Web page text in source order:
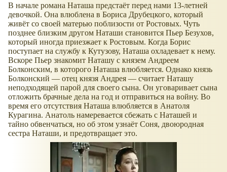
В начале романа Наташа предстаёт перед нами 13-летней
девочкой. Она влюблена в Бориса Друбецкого, который
живёт со своей матерью поблизости от Ростовых. Чуть
позднее близким другом Наташи становится Пьер Безухов,
который иногда приезжает к Ростовым. Когда Борис
поступает на службу к Кутузову, Наташа охладевает к нему.
Вскоре Пьер знакомит Наташу с князем Андреем
Болконским, в которого Наташа влюбляется. Однако князь
Болконский — отец князя Андрея — считает Наташу
неподходящей парой для своего сына. Он уговаривает сына
отложить брачные дела на год и отправиться на войну. Во
время его отсутствия Наташа влюбляется в Анатоля
Курагина. Анатоль намеревается сбежать с Наташей и
тайно обвенчаться, но об этом узнаёт Соня, двоюродная
сестра Наташи, и предотвращает это.